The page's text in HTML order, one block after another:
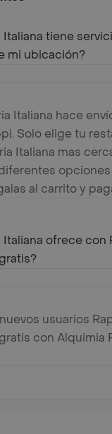
Italiana tiene
mi ubicación?
Italiana hace
Solo elige tu
Italiana mas
al carrito y
Italiana ofrece con
usuarios
con Alquimia